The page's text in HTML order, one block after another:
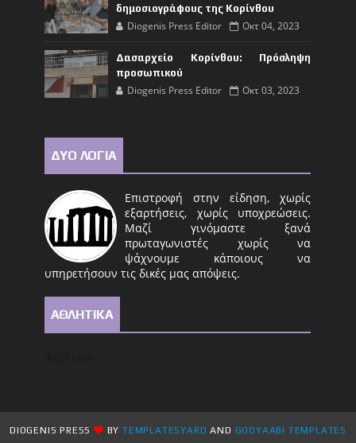
δημοσιογράφους της Κορίνθου
Diogenis Press Editor Οκτ 04, 2023
Δασαρχείο Κορίνθου: Πρόσληψη
προσωπικού
Diogenis Press Editor Οκτ 03, 2023
ΔΥΟ ΛΟΓΙΑ
Επιστροφή στην είδηση, χωρίς
εξαρτήσεις, χωρίς υποχρεώσεις.
Μαζί γινόμαστε ξανά
πρωταγωνιστές χωρίς να
ψάχνουμε κάποιους να
υπηρετήσουν τις δικές μας απόψεις.
ΑΘΛΗΤΙΚΑ
DIOGENIS PRESS BYTEMPLATESYARD AND GOOYAABI TEMPLATES